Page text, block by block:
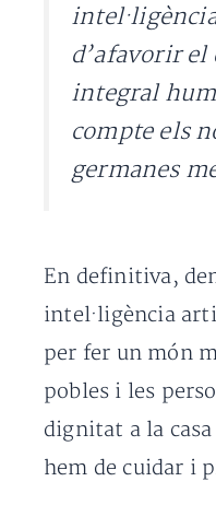
d’afavorir
integral
compte els
germanes
En definitiva,
intel·ligència
per fer un món
pobles i les
dignitat a la
hem de cuidar i